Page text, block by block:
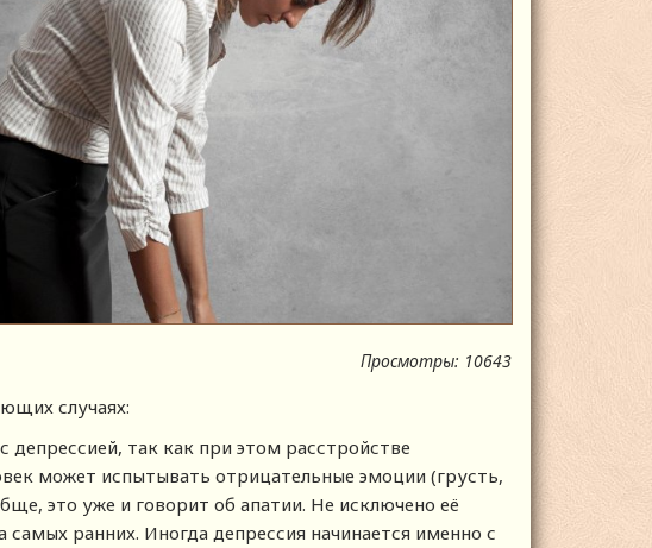
Просмотры: 10643
случаях:
так как при этом расстройстве
может испытывать отрицательные эмоции (грусть,
это уже и говорит об апатии. Не исключено её
самых ранних. Иногда депрессия начинается именно с